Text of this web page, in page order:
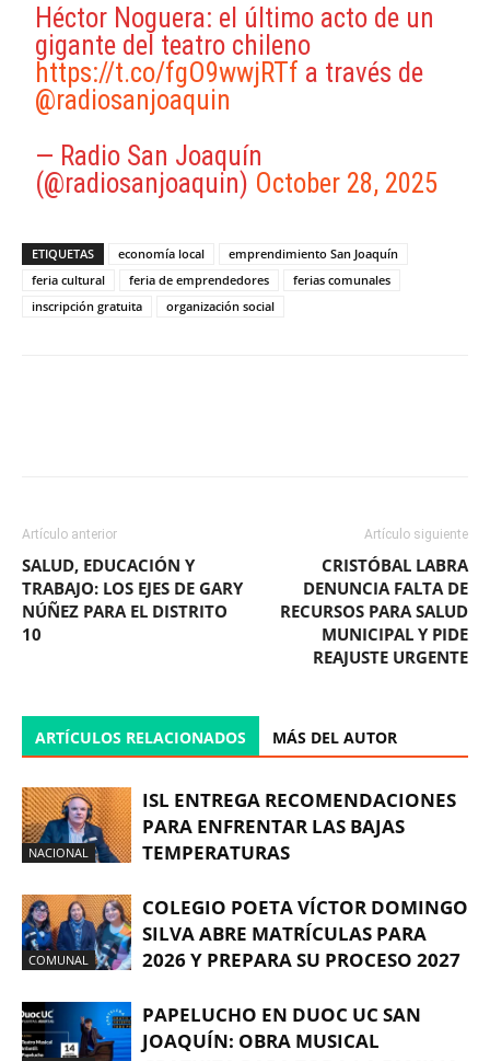
Héctor Noguera: el último acto de un
gigante del teatro chileno
https://t.co/fgO9wwjRTf a través de
@radiosanjoaquin
— Radio San Joaquín
(@radiosanjoaquin) October 28, 2025
ETIQUETAS economía local
emprendimiento San Joaquín
feria cultural
feria de emprendedores
ferias comunales
inscripción gratuita
organización social
Artículo anterior
SALUD, EDUCACIÓN Y
TRABAJO: LOS EJES DE GARY
NÚÑEZ PARA EL DISTRITO
10
Artículo siguiente
CRISTÓBAL LABRA
DENUNCIA FALTA DE
RECURSOS PARA SALUD
MUNICIPAL Y PIDE
REAJUSTE URGENTE
ARTÍCULOS RELACIONADOS MÁS DEL AUTOR
NACIONAL
ISL ENTREGA RECOMENDACIONES
PARA ENFRENTAR LAS BAJAS
TEMPERATURAS
COMUNAL
COLEGIO POETA VÍCTOR DOMINGO
SILVA ABRE MATRÍCULAS PARA
2026 Y PREPARA SU PROCESO 2027
PAPELUCHO EN DUOC UC SAN
JOAQUÍN: OBRA MUSICAL